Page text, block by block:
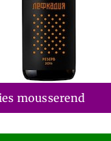
mousserend